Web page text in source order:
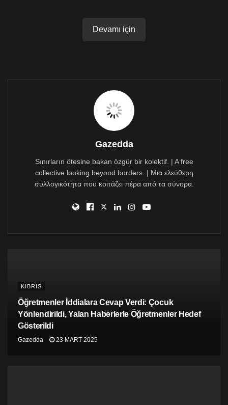
Devamı için
Gazedda
Sınırların ötesine bakan özgür bir kolektif. | A free
collective looking beyond borders. | Μια ελεύθερη
συλλογικότητα που κοιτάζει πέρα από τα σύνορα.
KIBRIS
Öğretmenler İddialara Cevap Verdi: Çocuk
Yönlendirildi, Yalan Haberlerle Öğretmenler Hedef
Gösterildi
Gazedda 23 MART 2025